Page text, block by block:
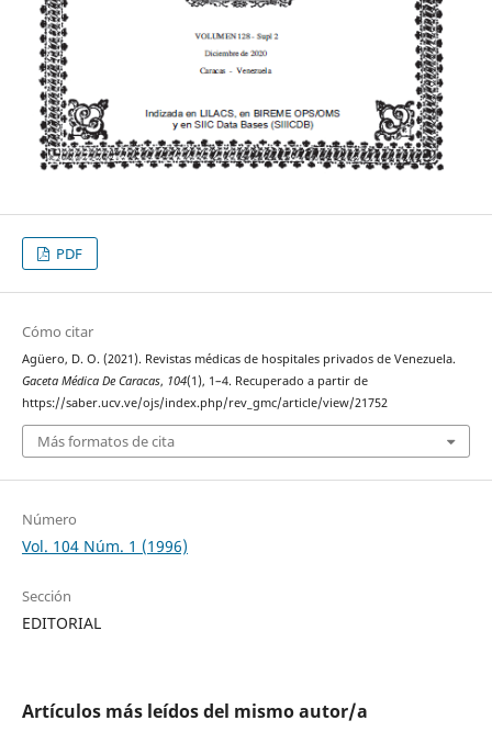
PDF
Cómo citar
Agüero, D. O. (2021). Revistas médicas de hospitales privados de Venezuela.
Gaceta Médica De Caracas, 104(1), 1–4. Recuperado a partir de
https://saber.ucv.ve/ojs/index.php/rev_gmc/article/view/21752
Más formatos de cita
Número
Vol. 104 Núm. 1 (1996)
Sección
EDITORIAL
Artículos más leídos del mismo autor/a